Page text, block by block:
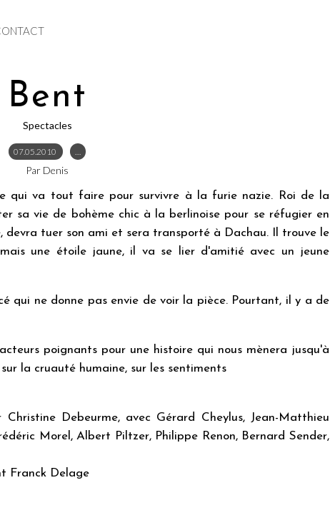
Bent
Spectacles
07.05.2010 …
Par Denis
qui va tout faire pour survivre à la furie nazie. Roi de la
sa vie de bohème chic à la berlinoise pour se réfugier en
devra tuer son ami et sera transporté à Dachau. Il trouve le
une étoile jaune, il va se lier d'amitié avec un jeune
qui ne donne pas envie de voir la pièce. Pourtant, il y a de
poignants pour une histoire qui nous mènera jusqu'à
la cruauté humaine, sur les sentiments
Debeurme, avec Gérard Cheylus, Jean-Matthieu
Morel, Albert Piltzer, Philippe Renon, Bernard Sender,
Franck Delage